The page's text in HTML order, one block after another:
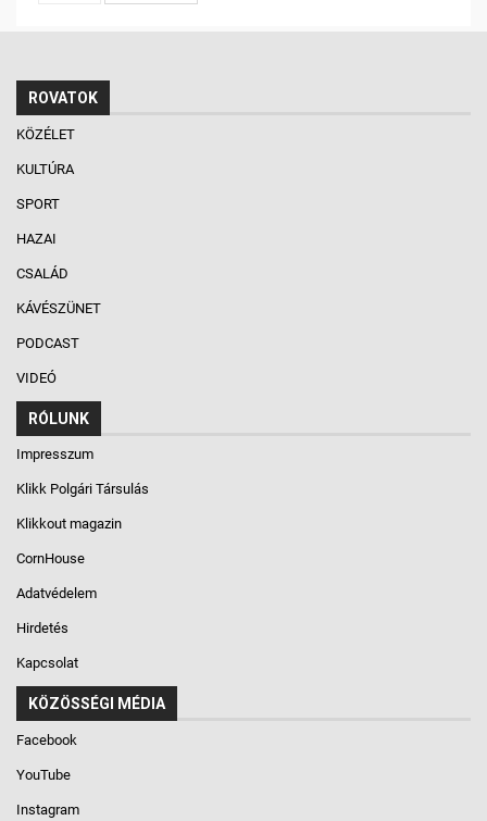
ROVATOK
KÖZÉLET
KULTÚRA
SPORT
HAZAI
CSALÁD
KÁVÉSZÜNET
PODCAST
VIDEÓ
RÓLUNK
Impresszum
Klikk Polgári Társulás
Klikkout magazin
CornHouse
Adatvédelem
Hirdetés
Kapcsolat
KÖZÖSSÉGI MÉDIA
Facebook
YouTube
Instagram